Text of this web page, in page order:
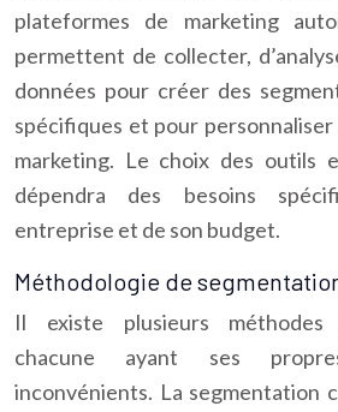
plateformes de marketing
permettent de collecter,
données pour créer des
spécifiques et pour
marketing. Le choix des outils
dépendra des besoins
entreprise et de son budget.
Méthodologie de
Il existe plusieurs méthodes
chacune ayant ses
inconvénients. La segmentation